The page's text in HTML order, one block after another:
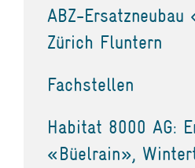
ABZ-
Zürich Fluntern
Fachstellen
Habitat 8000 AG:
«Büelrain»,